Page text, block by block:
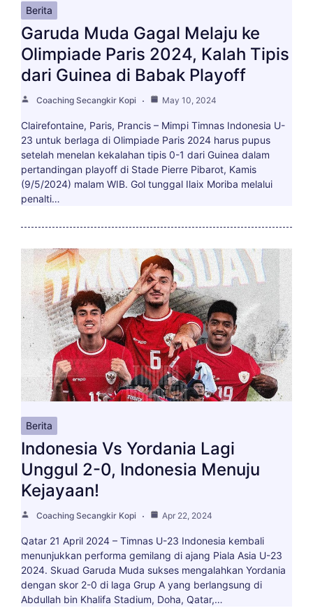
Berita
Garuda Muda Gagal Melaju ke
Olimpiade Paris 2024, Kalah Tipis
dari Guinea di Babak Playoff
Coaching Secangkir Kopi May 10, 2024
Clairefontaine, Paris, Prancis – Mimpi Timnas Indonesia U-
23 untuk berlaga di Olimpiade Paris 2024 harus pupus
setelah menelan kekalahan tipis 0-1 dari Guinea dalam
pertandingan playoff di Stade Pierre Pibarot, Kamis
(9/5/2024) malam WIB. Gol tunggal Ilaix Moriba melalui
penalti…
Berita
Indonesia Vs Yordania Lagi
Unggul 2-0, Indonesia Menuju
Kejayaan!
Coaching Secangkir Kopi Apr 22, 2024
Qatar 21 April 2024 – Timnas U-23 Indonesia kembali
menunjukkan performa gemilang di ajang Piala Asia U-23
2024. Skuad Garuda Muda sukses mengalahkan Yordania
dengan skor 2-0 di laga Grup A yang berlangsung di
Abdullah bin Khalifa Stadium, Doha, Qatar,…